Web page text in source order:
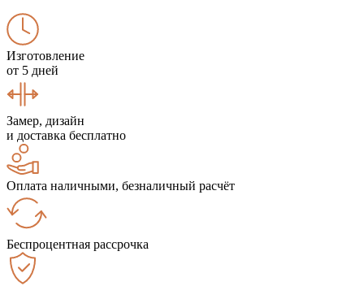
Изготовление
от 5 дней
Замер, дизайн
и доставка бесплатно
Оплата наличными, безналичный расчёт
Беспроцентная рассрочка